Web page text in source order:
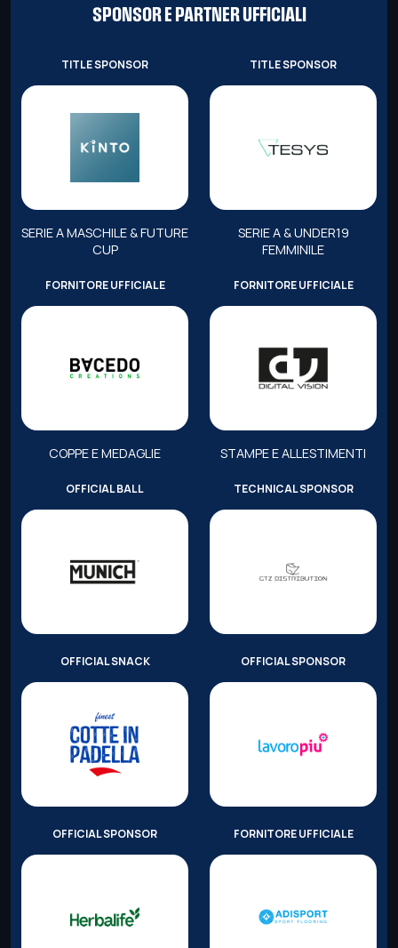
SPONSOR E PARTNER UFFICIALI
TITLE SPONSOR
SERIE A MASCHILE & FUTURE
CUP
TITLE SPONSOR
SERIE A & UNDER19
FEMMINILE
FORNITORE UFFICIALE
COPPE E MEDAGLIE
FORNITORE UFFICIALE
STAMPE E ALLESTIMENTI
OFFICIAL BALL TECHNICAL SPONSOR
OFFICIAL SNACK OFFICIAL SPONSOR
OFFICIAL SPONSOR FORNITORE UFFICIALE